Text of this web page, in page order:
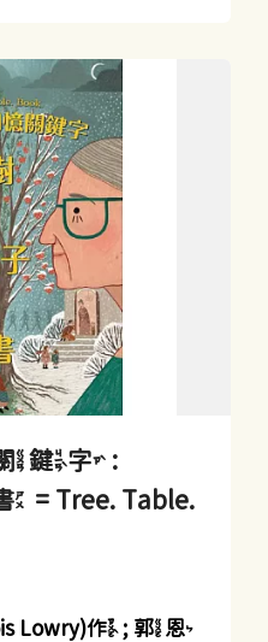
鍵字 :
Tree. Table.
Lowry)作 ; 郭恩